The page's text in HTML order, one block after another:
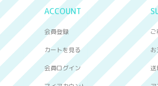
ACCOUNT
会員登録
カートを見る
会員ログイン 送